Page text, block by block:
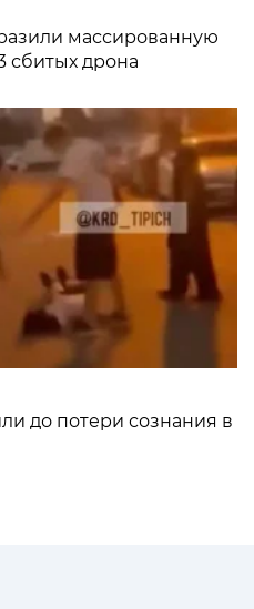
массированную
сбитых дрона
до потери сознания в